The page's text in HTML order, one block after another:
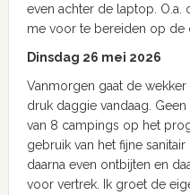
even achter de laptop. O.a.
me voor te bereiden op de
Dinsdag 26 mei 2026
Vanmorgen gaat de
druk daggie vandaag.
van 8 campings op het
gebruik van het fijne
daarna even ontbijten en
voor vertrek. Ik groet de